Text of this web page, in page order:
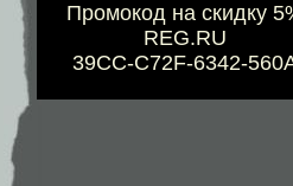
Промокод на скидку
REG.RU
39CC-C72F-6342-